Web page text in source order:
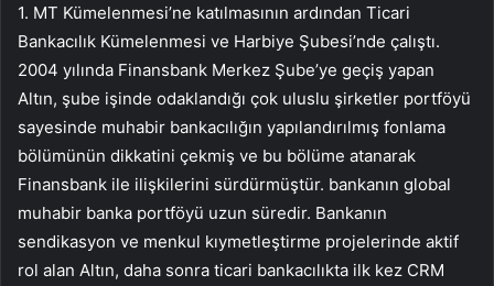
1. MT Kümelenmesi’ne katılmasının ardından Ticari
Bankacılık Kümelenmesi ve Harbiye Şubesi’nde çalıştı.
2004 yılında Finansbank Merkez Şube’ye geçiş yapan
Altın, şube işinde odaklandığı çok uluslu şirketler portföyü
sayesinde muhabir bankacılığın yapılandırılmış fonlama
bölümünün dikkatini çekmiş ve bu bölüme atanarak
Finansbank ile ilişkilerini sürdürmüştür. bankanın global
muhabir banka portföyü uzun süredir. Bankanın
sendikasyon ve menkul kıymetleştirme projelerinde aktif
rol alan Altın, daha sonra ticari bankacılıkta ilk kez CRM